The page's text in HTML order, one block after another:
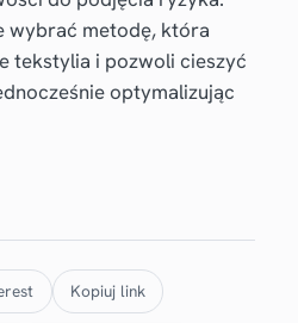
wybrać metodę, która
tekstylia i pozwoli cieszyć
optymalizując
Kopiuj link